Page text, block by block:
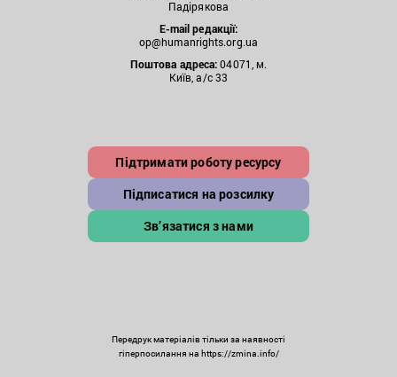
Падірякова
E-mail редакції:
op@humanrights.org.ua
Поштова адреса:04071, м.
Київ, а/с 33
Підтримати роботу ресурсу
Підписатися на розсилку
Зв’язатися з нами
Передрук матеріалів тільки за наявності
гіперпосилання на https://zmina.info/